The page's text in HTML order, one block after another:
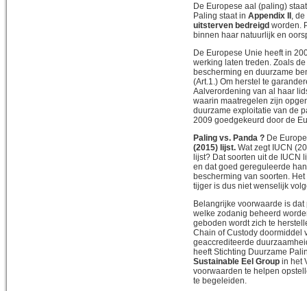
De Europese aal (paling)
Paling staat in Appendix II,
uitsterven bedreigd worden.
binnen haar natuurlijk en
De Europese Unie heeft in
werking laten treden. Zoals
bescherming en duurzame
(Art.1.) Om herstel te
Aalverordening van al haar
waarin maatregelen zijn
duurzame exploitatie van de
2009 goedgekeurd door de
Paling vs. Panda ? De
(2015) lijst. Wat zegt IUCN
lijst? Dat soorten uit de IUCN
en dat goed gereguleerde
bescherming van soorten.
tijger is dus niet wenselijk
Belangrijke voorwaarde is
welke zodanig beheerd
geboden wordt zich te
Chain of Custody doormiddel
geaccrediteerde
heeft Stichting Duurzame
Sustainable Eel Group in het
voorwaarden te helpen
te begeleiden.